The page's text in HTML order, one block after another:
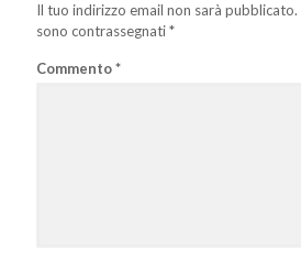
Il tuo indirizzo email non sarà pubblicato.
sono contrassegnati*
Commento*